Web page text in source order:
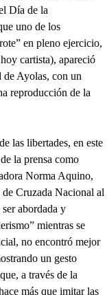
Día de la
uno de los
en pleno ejercicio,
cartista), apareció
de Ayolas, con un
reproducción de la
las libertades, en este
la prensa como
Norma Aquino,
Cruzada Nacional al
abordada y
mientras se
no encontró mejor
un gesto
a través de la
más que imitar las